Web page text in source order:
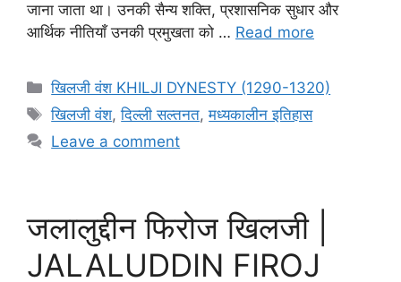
जाना जाता था। उनकी सैन्य शक्ति, प्रशासनिक सुधार और
आर्थिक नीतियाँ उनकी प्रमुखता को … Read more
Categories
खिलजी वंश KHILJI DYNESTY (1290-1320)
Tags
खिलजी वंश,दिल्ली सल्तनत,मध्यकालीन इतिहास
Leave a comment
जलालुद्दीन फिरोज खिलजी |
JALALUDDIN FIROJ